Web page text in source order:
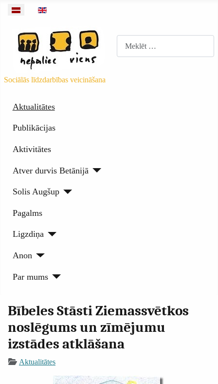
Izvēlieties valodu
Sociālās līdzdarbības veicināšana
Aktualitātes
Publikācijas
Aktivitātes
Atver durvis Betānijā
Solis Augšup
Pagalms
Ligzdiņa
Anon
Par mums
Bībeles Stāsti Ziemassvētkos
noslēgums un zīmējumu
izstādes atklāšana
Aktualitātes